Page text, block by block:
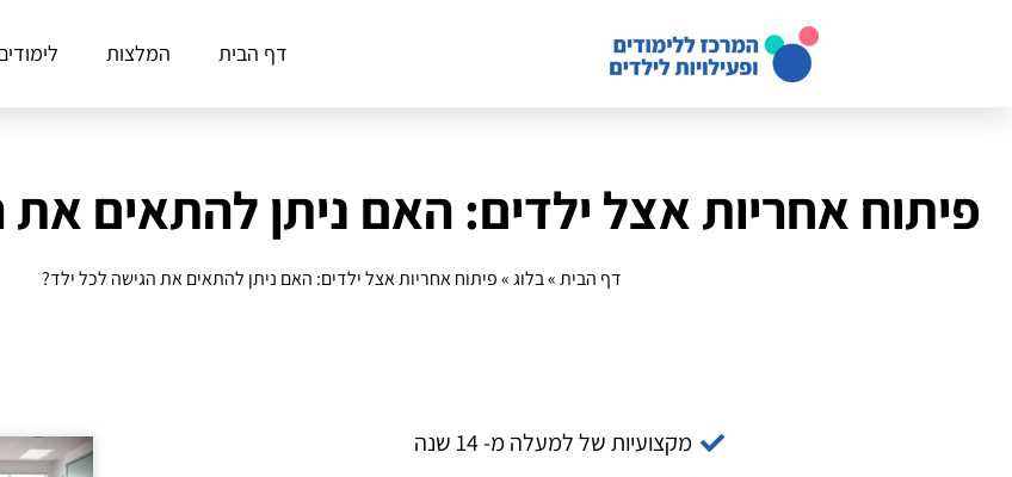
דף הבית המלצות
פיתוח אחריות אצל ילדים: האם ניתן להתאים את
דף הבית»בלוג»פיתוח אחריות אצל ילדים: האם ניתן להתאים את הגישה לכל ילד?
מקצועיות של למעלה מ- 14 שנה